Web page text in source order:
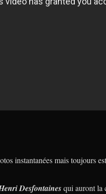
instantanées mais toujours
Desfontainesqui auront la